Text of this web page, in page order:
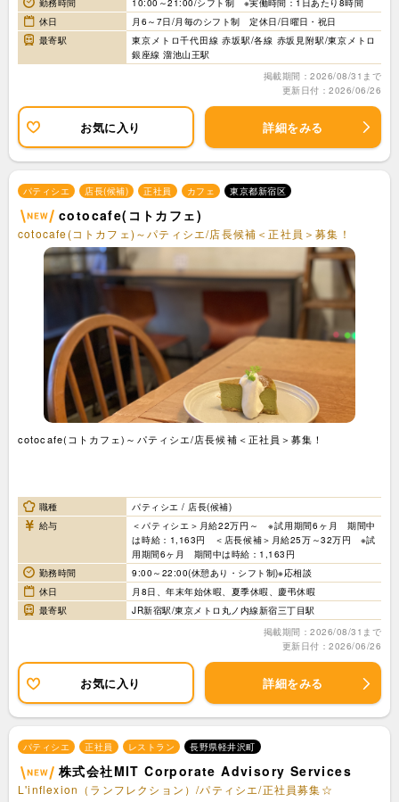
休日
月6～7日/月毎のシフト制 定休日/日曜日・祝日
最寄駅
東京メトロ千代田線 赤坂駅/各線 赤坂見附駅/東京メトロ
銀座線 溜池山王駅
掲載期間：2026/08/31まで
更新日付：2026/06/26
お気に入り 詳細をみる
パティシエ 店長(候補) 正社員 カフェ 東京都新宿区
cotocafe(コトカフェ)
cotocafe(コトカフェ)～パティシエ/店長候補＜正社員＞募集！
cotocafe(コトカフェ)～パティシエ/店長候補＜正社員＞募集！
職種
パティシエ / 店長(候補)
給与
＜パティシエ＞月給22万円～ ※試用期間6ヶ月 期間中
は時給：1,163円 ＜店長候補＞月給25万～32万円 ※試
用期間6ヶ月 期間中は時給：1,163円
勤務時間
9:00～22:00(休憩あり・シフト制)※応相談
休日
月8日、年末年始休暇、夏季休暇、慶弔休暇
最寄駅
JR新宿駅/東京メトロ丸ノ内線新宿三丁目駅
掲載期間：2026/08/31まで
更新日付：2026/06/26
お気に入り 詳細をみる
パティシエ 正社員 レストラン 長野県軽井沢町
株式会社MIT Corporate Advisory Services
L'inflexion（ランフレクション）/パティシエ/正社員募集☆